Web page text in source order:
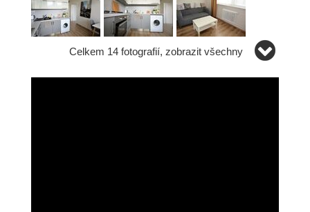
Celkem 14 fotografií, zobrazit všechny